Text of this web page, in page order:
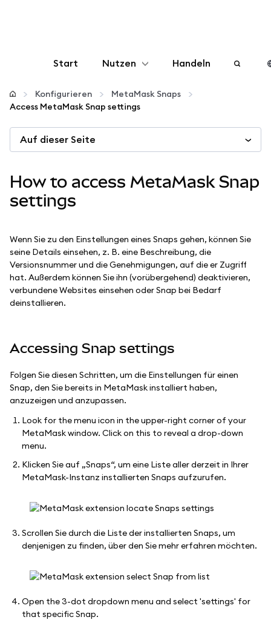
Start Nutzen
Konfigurieren
Krypto verwalten
Bleiben Sie sicher
Handeln
Konfigurieren
MetaMask Snaps
Access MetaMask Snap settings
Auf dieser Seite
How to access MetaMask Snap
settings
Wenn Sie zu den Einstellungen eines Snaps gehen, können Sie
seine Details einsehen, z. B. eine Beschreibung, die
Versionsnummer und die Genehmigungen, auf die er Zugriff
hat. Außerdem können Sie ihn (vorübergehend) deaktivieren,
verbundene Websites einsehen oder Snap bei Bedarf
deinstallieren.
Accessing Snap settings
Folgen Sie diesen Schritten, um die Einstellungen für einen
Snap, den Sie bereits in MetaMask installiert haben,
anzuzeigen und anzupassen.
Look for the menu icon in the upper-right corner of your
MetaMask window. Click on this to reveal a drop-down
menu.
Klicken Sie auf „Snaps“, um eine Liste aller derzeit in Ihrer
MetaMask-Instanz installierten Snaps aufzurufen.
Scrollen Sie durch die Liste der installierten Snaps, um
denjenigen zu finden, über den Sie mehr erfahren möchten.
Open the 3-dot dropdown menu and select 'settings' for
that specific Snap.